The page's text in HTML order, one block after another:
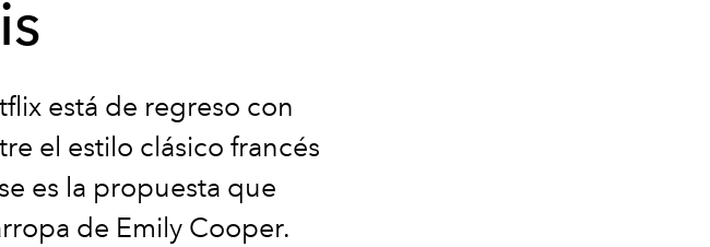
está de regreso con
el estilo clásico francés
es la propuesta que
de Emily Cooper.